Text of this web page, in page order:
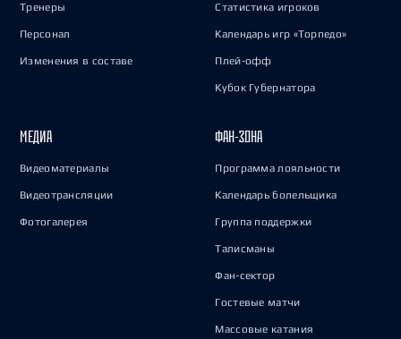
Тренеры
Персонал
Изменения в составе
Статистика игроков
Календарь игр «Торпедо»
Плей-офф
Кубок Губернатора
МЕДИА
Видеоматериалы
Видеотрансляции
Фотогалерея
ФАН-ЗОНА
Программа лояльности
Календарь болельщика
Группа поддержки
Талисманы
Фан-сектор
Гостевые матчи
Массовые катания